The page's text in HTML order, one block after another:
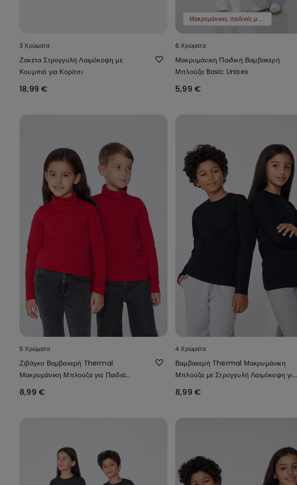
3 Χρώματα
Ζακέτα Στρογγυλή Λαιμόκοψη με
Κουμπιά για Κορίτσι
18,99 €
Μακρυμάνικες παιδικές μπλούζες 2 τμχ 9,99 €
6 Χρώματα
Μακρυμάνικη Παιδική Βαμβακερή
Μπλούζα Basic Unisex
5,99 €
5 Χρώματα
Ζιβάγκο Βαμβακερή Thermal
Μακρυμάνικη Μπλούζα για Παιδιά
8,99 €
4 Χρώματα
Βαμβακερή Thermal Μακρυμάνικη
Μπλούζα με Στρογγυλή Λαιμόκοψη για
8,99 €